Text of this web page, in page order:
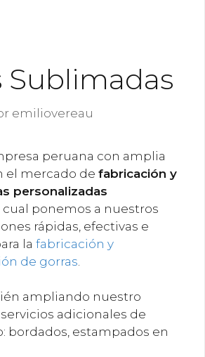
Sublimadas
emiliovereau
peruana con amplia
el mercado de fabricación y
personalizadas
cual ponemos a nuestros
rápidas, efectivas e
la fabricación y
de gorras
ampliando nuestro
adicionales de
bordados, estampados en